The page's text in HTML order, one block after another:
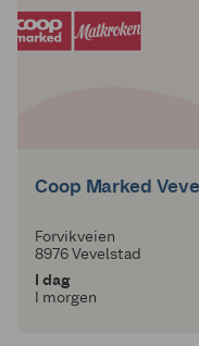
Coop Marked
Forvikveien
8976 Vevelstad
I dag
I morgen